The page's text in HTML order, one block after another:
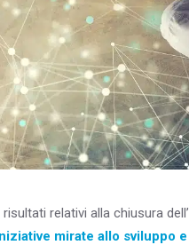
relativi alla chiusura
mirate allo sviluppo